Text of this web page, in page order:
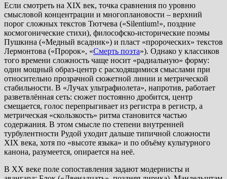
Если смотреть на XIX век, точка сравнения по уровню
смысловой концентрации и многоплановости – верхний
порог сложных текстов Тютчева («Silentium!», поздние
космогонические стихи), философско-исторические поэмы
Пушкина («Медный всадник») и пласт «пророческих» текстов
Лермонтова («Пророк», «Смерть поэта»). Однако у классиков
того времени сложность чаще носит «радиальную» форму:
один мощный образ-центр с расходящимися смыслами при
относительно прозрачной сюжетной линии и метрической
стабильности. В «Лучах ультрафиолета», напротив, работает
разветвлённая сеть: сюжет постоянно дробится, центр
смещается, голос перепрыгивает из регистра в регистр, а
метрическая «скользкость» ритма становится частью
содержания. В этом смысле по степени внутренней
турбулентности Рудой уходит дальше типичной сложности
XIX века, хотя по «высоте языка» и по объёму культурного
канона, разумеется, опирается на неё.
В XX веке поле сопоставления задают модернисты и